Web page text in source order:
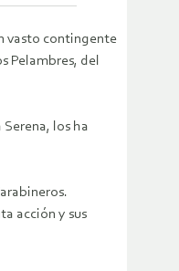
vasto contingente
Pelambres, del
los ha
acción y sus